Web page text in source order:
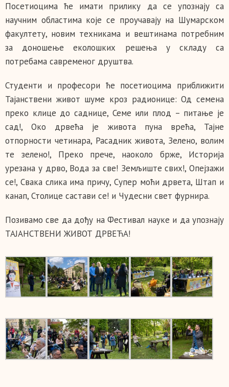
Посетиоцима ће имати прилику да се упознају са
научним областима које се проучавају на Шумарском
факултету, новим техникама и вештинама потребним
за доношење еколошких решења у складу са
потребама савременог друштва.
Студенти и професори ће посетиоцима приближити
Тајанствени живот шуме кроз радионице: Од семена
преко клице до саднице, Семе или плод – питање је
сад!, Око дрвећа је живота пуна врећа, Тајне
отпорности четинара, Расадник живота, Зелено, волим
те зелено!, Преко прече, наоколо брже, Историја
урезана у дрво, Вода за све! Земљиште свих!, Опејзажи
се!, Свака слика има причу, Супер моћи дрвета, Штап и
канап, Столице састави се! и Чудесни свет фурнира.
Позивамо све да дођу на Фестивал науке и да упознају
ТАЈАНСТВЕНИ ЖИВОТ ДРВЕЋА!